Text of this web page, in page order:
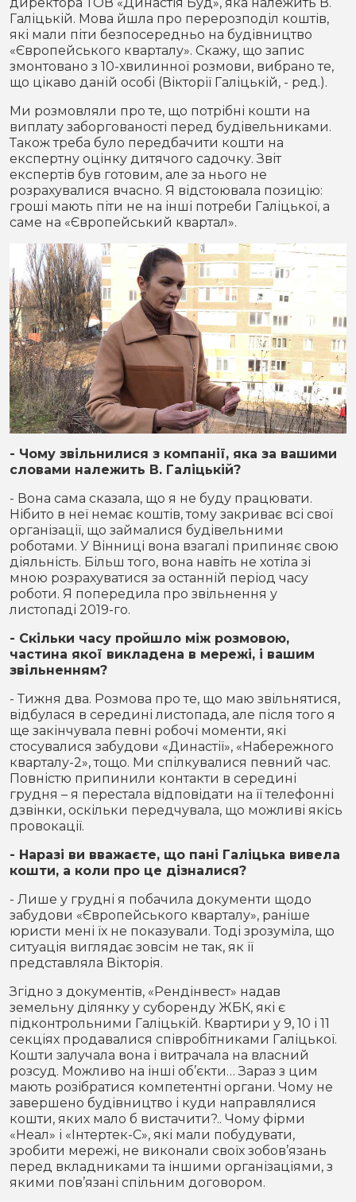
Галіцькій. Мова йшла про перерозподіл коштів,
які мали піти безпосередньо на будівництво
«Європейського кварталу». Скажу, що запис
змонтовано з 10-хвилинної розмови, вибрано те,
що цікаво даній особі (Вікторії Галіцькій, - ред.).
Ми розмовляли про те, що потрібні кошти на
виплату заборгованості перед будівельниками.
Також треба було передбачити кошти на
експертну оцінку дитячого садочку. Звіт
експертів був готовим, але за нього не
розрахувалися вчасно. Я відстоювала позицію:
гроші мають піти не на інші потреби Галіцької, а
саме на «Європейський квартал».
- Чому звільнилися з компанії, яка за вашими
словами належить В. Галіцькій?
- Вона сама сказала, що я не буду працювати.
Нібито в неї немає коштів, тому закриває всі свої
організації, що займалися будівельними
роботами. У Вінниці вона взагалі припиняє свою
діяльність. Більш того, вона навіть не хотіла зі
мною розрахуватися за останній період часу
роботи. Я попередила про звільнення у
листопаді 2019-го.
- Скільки часу пройшло між розмовою,
частина якої викладена в мережі, і вашим
звільненням?
- Тижня два. Розмова про те, що маю звільнятися,
відбулася в середині листопада, але після того я
ще закінчувала певні робочі моменти, які
стосувалися забудови «Династії», «Набережного
кварталу-2», тощо. Ми спілкувалися певний час.
Повністю припинили контакти в середині
грудня – я перестала відповідати на її телефонні
дзвінки, оскільки передчувала, що можливі якісь
провокації.
- Наразі ви вважаєте, що пані Галіцька вивела
кошти, а коли про це дізналися?
- Лише у грудні я побачила документи щодо
забудови «Європейського кварталу», раніше
юристи мені їх не показували. Тоді зрозуміла, що
ситуація виглядає зовсім не так, як її
представляла Вікторія.
Згідно з документів, «Рендінвест» надав
земельну ділянку у суборенду ЖБК, які є
підконтрольними Галіцькій. Квартири у 9, 10 і 11
секціях продавалися співробітниками Галіцької.
Кошти залучала вона і витрачала на власний
розсуд. Можливо на інші об’єкти… Зараз з цим
мають розібратися компетентні органи. Чому не
завершено будівництво і куди направлялися
кошти, яких мало б вистачити?.. Чому фірми
«Неал» і «Інтертек-С», які мали побудувати,
зробити мережі, не виконали своїх зобов’язань
перед вкладниками та іншими організаціями, з
якими пов’язані спільним договором.